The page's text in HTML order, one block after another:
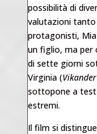
possibilità di
valutazioni
protagonisti,
un figlio, ma per
di sette giorni
Virginia (Vikander
sottopone a
estremi.
Il film si